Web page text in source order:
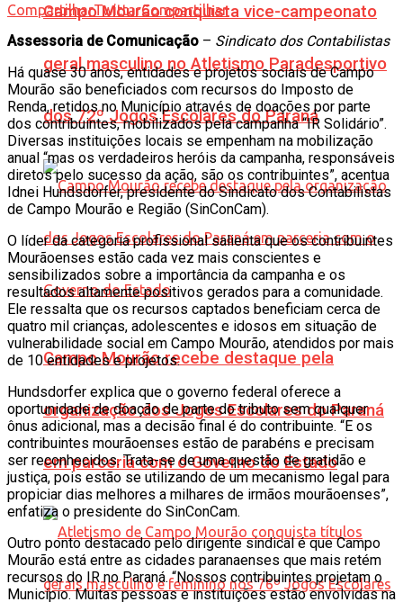
Campo Mourão conquista vice-campeonato
geral masculino no Atletismo Paradesportivo
dos 72º Jogos Escolares do Paraná
Campo Mourão recebe destaque pela
organização dos Jogos Escolares do Paraná
em parceria com o Governo do Estado
CompartilharTwittarCompartilhar
Assessoria de Comunicação – Sindicato dos Contabilistas
Há quase 30 anos, entidades e projetos sociais de Campo
Mourão são beneficiados com recursos do Imposto de
Renda, retidos no Município através de doações por parte
dos contribuintes, mobilizados pela campanha “IR Solidário”.
Diversas instituições locais se empenham na mobilização
anual “mas os verdadeiros heróis da campanha, responsáveis
diretos pelo sucesso da ação, são os contribuintes”, acentua
Idnei Hundsdorfer, presidente do Sindicato dos Contabilistas
de Campo Mourão e Região (SinConCam).
O líder da categoria profissional salienta que os contribuintes
Mourãoenses estão cada vez mais conscientes e
sensibilizados sobre a importância da campanha e os
resultados altamente positivos gerados para a comunidade.
Ele ressalta que os recursos captados beneficiam cerca de
quatro mil crianças, adolescentes e idosos em situação de
vulnerabilidade social em Campo Mourão, atendidos por mais
de 10 entidades e projetos.
Hundsdorfer explica que o governo federal oferece a
oportunidade de doação de parte do tributo sem qualquer
ônus adicional, mas a decisão final é do contribuinte. “E os
contribuintes mourãoenses estão de parabéns e precisam
ser reconhecidos. Trata-se de uma questão de gratidão e
justiça, pois estão se utilizando de um mecanismo legal para
propiciar dias melhores a milhares de irmãos mourãoenses”,
enfatiza o presidente do SinConCam.
Outro ponto destacado pelo dirigente sindical é que Campo
Mourão está entre as cidades paranaenses que mais retém
recursos do IR no Paraná. “Nossos contribuintes projetam o
Município. Muitas pessoas e instituições estão envolvidas na